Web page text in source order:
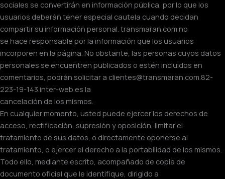
sociales se convertirán en información pública, por lo que los
usuarios deberán tener especial cautela cuando decidan
compartir su información personal. transmaran.com no
se hace responsable por la información que los usuarios
incorporen en la página. No obstante, las personas cuyos datos
personales se encuentren publicados o estén incluidos en
comentarios, podrán solicitar a clientes@transmaran.com.82-
223-19-143.inter-web.es la
cancelación de los mismos.
En cualquier momento, usted puede ejercer los derechos de
acceso, rectificación, supresión y oposición, limitar el
tratamiento de sus datos, o directamente oponerse al
tratamiento, o ejercer el derecho a la portabilidad de los mismos.
Todo ello, mediante escrito, acompañado de copia de
documento oficial que le identifique, dirigido a